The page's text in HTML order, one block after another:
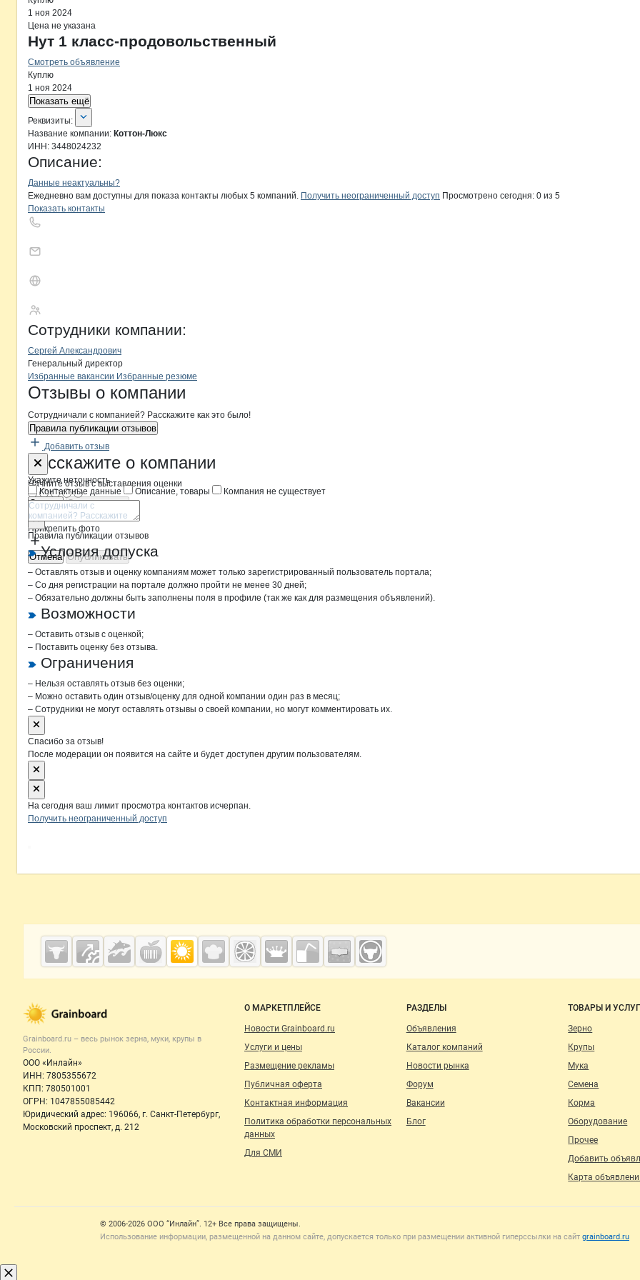
1 ноя 2024
Цена не указана
Нут 1 класс-продовольственный
Смотреть объявление
Куплю
1 ноя 2024
Показать ещё
О компании
Реквизиты
Реквизиты:
Название компании: Коттон-Люкс
ИНН: 3448024232
Описание:
Контактыкомпании
+7(800)000-00-..
Данные неактуальны?
Ежедневно вам доступны для показа контакты любых 5 компаний. Получить неограниченный доступ Просмотрено сегодня: 0 из 5
Показать контакты
Сотрудники компании:
Сергей Александрович
Генеральный директор
Брендыкомпани Коттон-Люкс
Вакансии вКоттон-Люкс
Избранные вакансии Избранные резюме
Новости oКоттон-Люкс, ООО
Отзывы о компании
Сотрудничали с компанией? Расскажите как это было!
Правила публикации отзывов
Добавить отзыв
Расскажите о компании
Начните отзыв с выставления оценки
Прикрепить фото
Отмена Опубликовать
Форма обратной связи о неточностях на странице
Укажите неточность
Контактные данные
Описание, товары Компания не существует
Отмена Опубликовать
Правила публикации отзывов
Условия допуска
– Оставлять отзыв и оценку компаниям может только зарегистрированный пользователь портала;
– Со дня регистрации на портале должно пройти не менее 30 дней;
– Обязательно должны быть заполнены поля в профиле (так же как для размещения объявлений).
Возможности
– Оставить отзыв с оценкой;
– Поставить оценку без отзыва.
Ограничения
– Нельзя оставлять отзыв без оценки;
– Можно оставить один отзыв/оценку для одной компании один раз в месяц;
– Сотрудники не могут оставлять отзывы о своей компании, но могут комментировать их.
Спасибо за отзыв!
После модерации он появится на сайте и будет доступен другим пользователям.
На сегодня ваш лимит просмотра контактов исчерпан.
Получить неограниченный доступ
Дополнительная информация
Cсылки на полезные проекты
Grainboard.ru
Важные разделы и контакты
Grainboard.ru – весь рынок зерна, муки, крупы в
России.
ООО «Инлайн»
ИНН: 7805355672
КПП: 780501001
ОГРН: 1047855085442
Юридический адрес: 196066, г. Санкт-Петербург,
Московский проспект, д. 212
Навигация по сайту
О МАРКЕТПЛЕЙСЕ
Новости Grainboard.ru
Услуги и цены
Размещение рекламы
Публичная оферта
Контактная информация
Политика обработки персональных
данных
Для СМИ
РАЗДЕЛЫ
Объявления
Каталог компаний
Новости рынка
Форум
Вакансии
Блог
ТОВАРЫ И
Зерно
Крупы
Мука
Семена
Корма
Оборудование
Прочее
Добавить
Карта
Счетчики, авторское право, логотипы
© 2006‑2026 ООО “Инлайн”. 12+ Все права защищены.
Использование информации, размещенной на данном сайте, допускается только при размещении активной гиперссылки на сайт grainboard.ru